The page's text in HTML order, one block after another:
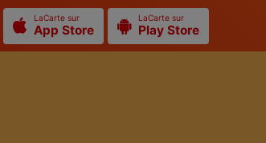
LaCarte sur
App Store
LaCarte sur
Play Store